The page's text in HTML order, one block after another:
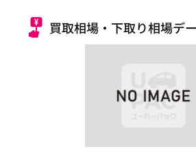
買取相場・下取り相場デ